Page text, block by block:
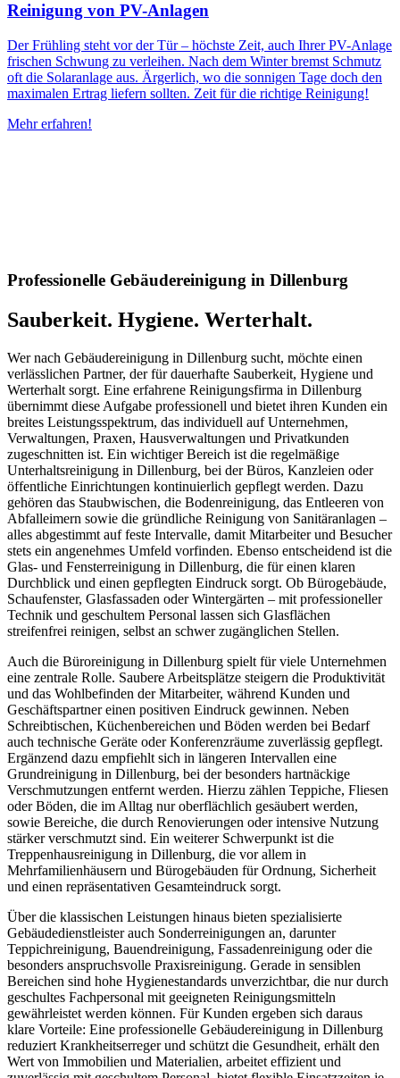
Reinigung von PV-Anlagen
Der Frühling steht vor der Tür – höchste Zeit, auch Ihrer PV-Anlage
frischen Schwung zu verleihen. Nach dem Winter bremst Schmutz
oft die Solaranlage aus. Ärgerlich, wo die sonnigen Tage doch den
maximalen Ertrag liefern sollten. Zeit für die richtige Reinigung!
Mehr erfahren!
Professionelle Gebäudereinigung in Dillenburg
Sauberkeit. Hygiene. Werterhalt.
Wer nach Gebäudereinigung in Dillenburg sucht, möchte einen
verlässlichen Partner, der für dauerhafte Sauberkeit, Hygiene und
Werterhalt sorgt. Eine erfahrene Reinigungsfirma in Dillenburg
übernimmt diese Aufgabe professionell und bietet ihren Kunden ein
breites Leistungsspektrum, das individuell auf Unternehmen,
Verwaltungen, Praxen, Hausverwaltungen und Privatkunden
zugeschnitten ist. Ein wichtiger Bereich ist die regelmäßige
Unterhaltsreinigung in Dillenburg, bei der Büros, Kanzleien oder
öffentliche Einrichtungen kontinuierlich gepflegt werden. Dazu
gehören das Staubwischen, die Bodenreinigung, das Entleeren von
Abfalleimern sowie die gründliche Reinigung von Sanitäranlagen –
alles abgestimmt auf feste Intervalle, damit Mitarbeiter und Besucher
stets ein angenehmes Umfeld vorfinden. Ebenso entscheidend ist die
Glas- und Fensterreinigung in Dillenburg, die für einen klaren
Durchblick und einen gepflegten Eindruck sorgt. Ob Bürogebäude,
Schaufenster, Glasfassaden oder Wintergärten – mit professioneller
Technik und geschultem Personal lassen sich Glasflächen
streifenfrei reinigen, selbst an schwer zugänglichen Stellen.
Auch die Büroreinigung in Dillenburg spielt für viele Unternehmen
eine zentrale Rolle. Saubere Arbeitsplätze steigern die Produktivität
und das Wohlbefinden der Mitarbeiter, während Kunden und
Geschäftspartner einen positiven Eindruck gewinnen. Neben
Schreibtischen, Küchenbereichen und Böden werden bei Bedarf
auch technische Geräte oder Konferenzräume zuverlässig gepflegt.
Ergänzend dazu empfiehlt sich in längeren Intervallen eine
Grundreinigung in Dillenburg, bei der besonders hartnäckige
Verschmutzungen entfernt werden. Hierzu zählen Teppiche, Fliesen
oder Böden, die im Alltag nur oberflächlich gesäubert werden,
sowie Bereiche, die durch Renovierungen oder intensive Nutzung
stärker verschmutzt sind. Ein weiterer Schwerpunkt ist die
Treppenhausreinigung in Dillenburg, die vor allem in
Mehrfamilienhäusern und Bürogebäuden für Ordnung, Sicherheit
und einen repräsentativen Gesamteindruck sorgt.
Über die klassischen Leistungen hinaus bieten spezialisierte
Gebäudedienstleister auch Sonderreinigungen an, darunter
Teppichreinigung, Bauendreinigung, Fassadenreinigung oder die
besonders anspruchsvolle Praxisreinigung. Gerade in sensiblen
Bereichen sind hohe Hygienestandards unverzichtbar, die nur durch
geschultes Fachpersonal mit geeigneten Reinigungsmitteln
gewährleistet werden können. Für Kunden ergeben sich daraus
klare Vorteile: Eine professionelle Gebäudereinigung in Dillenburg
reduziert Krankheitserreger und schützt die Gesundheit, erhält den
Wert von Immobilien und Materialien, arbeitet effizient und